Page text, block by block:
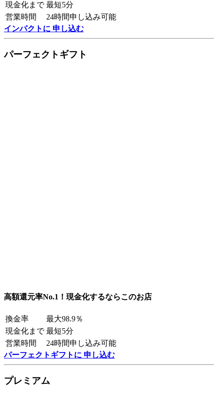
現金化まで 最短5分
営業時間
24時間申し込み可能
インパクトに 申し込む
パーフェクトギフト
高額還元率No.1！現金化するならこのお店
換金率
最大98.9％
現金化まで 最短5分
営業時間
24時間申し込み可能
パーフェクトギフトに 申し込む
プレミアム